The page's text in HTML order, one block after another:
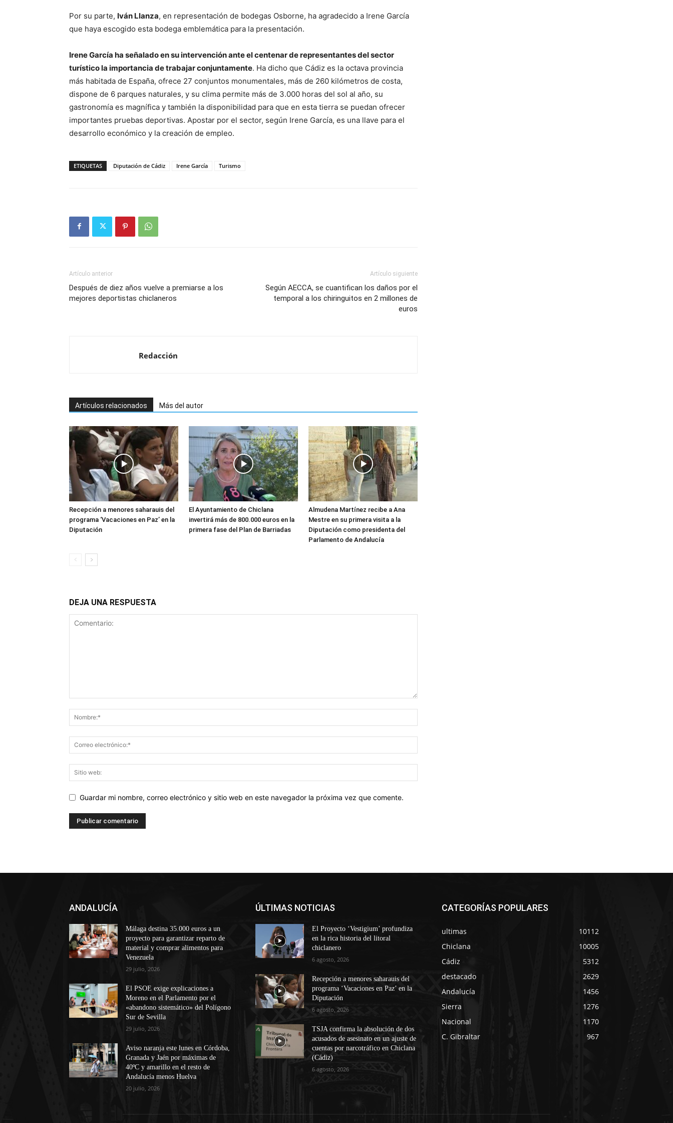
Por su parte, Iván Llanza, en representación de bodegas Osborne, ha agradecido a Irene García
que haya escogido esta bodega emblemática para la presentación.
Irene García ha señalado en su intervención ante el centenar de representantes del sector
turístico la importancia de trabajar conjuntamente. Ha dicho que Cádiz es la octava provincia
más habitada de España, ofrece 27 conjuntos monumentales, más de 260 kilómetros de costa,
dispone de 6 parques naturales, y su clima permite más de 3.000 horas del sol al año, su
gastronomía es magnífica y también la disponibilidad para que en esta tierra se puedan ofrecer
importantes pruebas deportivas. Apostar por el sector, según Irene García, es una llave para el
desarrollo económico y la creación de empleo.
ETIQUETAS Diputación de Cádiz Irene García Turismo
Artículo anterior
Después de diez años vuelve a premiarse a los
mejores deportistas chiclaneros
Artículo siguiente
Según AECCA, se cuantifican los daños por el
temporal a los chiringuitos en 2 millones de
euros
Redacción
Artículos relacionados Más del autor
Recepción a menores saharauis del
programa ‘Vacaciones en Paz’ en la
Diputación
El Ayuntamiento de Chiclana
invertirá más de 800.000 euros en la
primera fase del Plan de Barriadas
Almudena Martínez recibe a Ana
Mestre en su primera visita a la
Diputación como presidenta del
Parlamento de Andalucía
DEJA UNA RESPUESTA
Guardar mi nombre, correo electrónico y sitio web en este navegador la próxima vez que comente.
ANDALUCÍA
Málaga destina 35.000 euros a un
proyecto para garantizar reparto de
material y comprar alimentos para
Venezuela
29 julio, 2026
El PSOE exige explicaciones a
Moreno en el Parlamento por el
«abandono sistemático» del Polígono
Sur de Sevilla
29 julio, 2026
Aviso naranja este lunes en Córdoba,
Granada y Jaén por máximas de
40ºC y amarillo en el resto de
Andalucía menos Huelva
20 julio, 2026
ÚLTIMAS NOTICIAS
El Proyecto ‘Vestigium’ profundiza
en la rica historia del litoral
chiclanero
6 agosto, 2026
Recepción a menores saharauis del
programa ‘Vacaciones en Paz’ en la
Diputación
6 agosto, 2026
TSJA confirma la absolución de dos
acusados de asesinato en un ajuste de
cuentas por narcotráfico en Chiclana
(Cádiz)
6 agosto, 2026
CATEGORÍAS POPULARES
ultimas
10112
Chiclana
10005
Cádiz
5312
destacado
2629
Andalucía
1456
Sierra
1276
Nacional
1170
C. Gibraltar
967